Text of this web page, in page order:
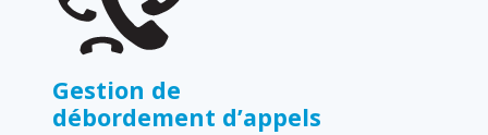
Gestion de
débordement d’appels